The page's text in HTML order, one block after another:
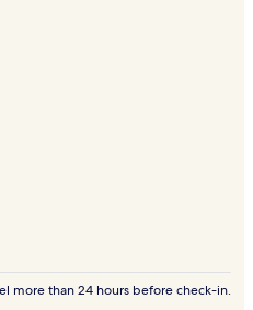
more than 24 hours before check-in.